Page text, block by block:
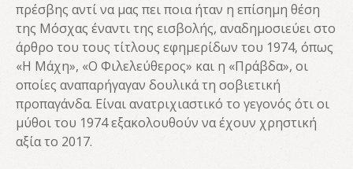
πρέσβης αντί να μας πει ποια ήταν η επίσημη θέση
της Μόσχας έναντι της εισβολής, αναδημοσιεύει στο
άρθρο του τους τίτλους εφημερίδων του 1974, όπως
«Η Μάχη», «Ο Φιλελεύθερος» και η «Πράβδα», οι
οποίες αναπαρήγαγαν δουλικά τη σοβιετική
προπαγάνδα. Είναι ανατριχιαστικό το γεγονός ότι οι
μύθοι του 1974 εξακολουθούν να έχουν χρηστική
αξία το 2017.